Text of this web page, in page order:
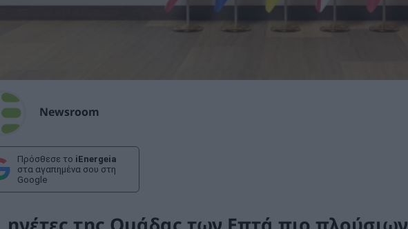
Newsroom
Πρόσθεσε το iEnergeia
στα αγαπημένα σου στη
Google